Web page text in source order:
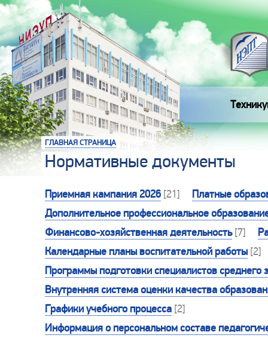
ГЛАВНАЯ СТРАНИЦА
Нормативные документы
Приемная кампания 2026 [21]
Платные
Дополнительное профессиональное
Финансово-хозяйственная деятельность [7]
Календарные планы воспитательной работы [2]
Программы подготовки специалистов среднего
Внутренняя система оценки качества
Графики учебного процесса [2]
Информация о персональном составе